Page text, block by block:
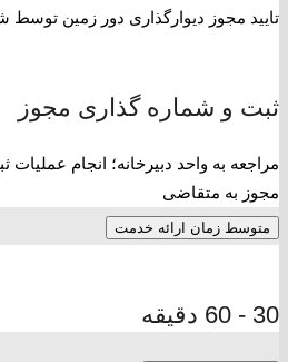
تایید مجوز دیوارگذاری دور زمین توسط
ثبت و شماره گذاری مجوز
مراجعه به واحد دبیرخانه؛ انجام
مجوز به متقاضی
متوسط زمان ارائه خدمت
30 - 60 دقیقه